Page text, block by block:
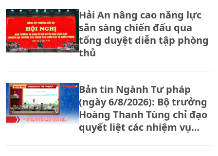
Hải An nâng cao năng lực
sẵn sàng chiến đấu qua
tổng duyệt diễn tập phòng
thủ
Bản tin Ngành Tư pháp
(ngày 6/8/2026): Bộ trưởng
Hoàng Thanh Tùng chỉ đạo
quyết liệt các nhiệm vụ